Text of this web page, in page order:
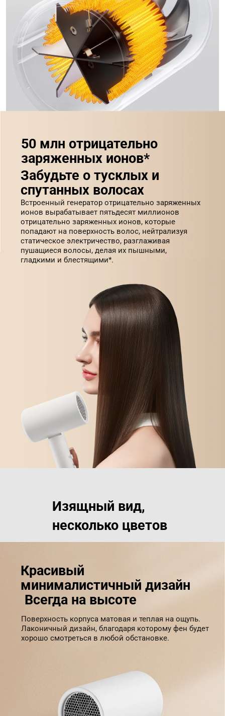
50 млн отрицательно
заряженных ионов*
Забудьте о тусклых и
спутанных волосах
Встроенный генератор отрицательно заряженных
ионов вырабатывает пятьдесят миллионов
отрицательно заряженных ионов, которые
попадают на поверхность волос, нейтрализуя
статическое электричество, разглаживая
пушащиеся волосы, делая их пышными,
гладкими и блестящими*.
Изящный вид,
несколько цветов
Красивый
минималистичный дизайн
Всегда на высоте
Поверхность корпуса матовая и теплая на ощупь.
Лаконичный дизайн, благодаря которому фен будет
хорошо смотреться в любой обстановке.